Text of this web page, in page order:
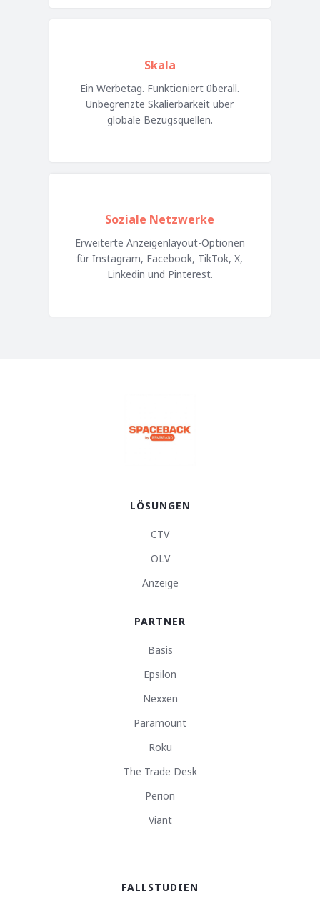
Skala
Ein Werbetag. Funktioniert überall.
Unbegrenzte Skalierbarkeit über
globale Bezugsquellen.
Soziale Netzwerke
Erweiterte Anzeigenlayout-Optionen
für Instagram, Facebook, TikTok, X,
Linkedin und Pinterest.
LÖSUNGEN
CTV
OLV
Anzeige
PARTNER
Basis
Epsilon
Nexxen
Paramount
Roku
The Trade Desk
Perion
Viant
FALLSTUDIEN